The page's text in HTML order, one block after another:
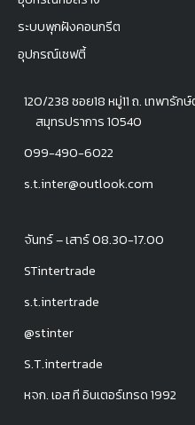
ระบบพุกฝังคอนกรีต
อุปกรณ์เซฟตี้
120/238 ซอย18 หมู่11 ถ. เทพารั
สมุทรปราการ 10540
099-490-6022
s.t.inter@outlook.com
จันทร์ – เสาร์ 08.30-17.00
STintertrade
s.t.intertrade
@stinter
S.T.intertrade
หจก. เอส ที อินเตอร์เทรด 1992